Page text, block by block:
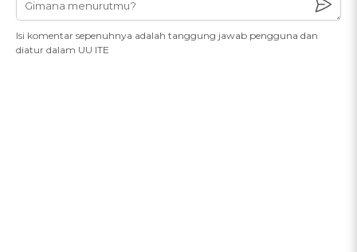
Isi komentar sepenuhnya adalah tanggung jawab pengguna dan
diatur dalam UU ITE